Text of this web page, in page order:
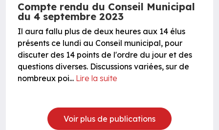
Compte rendu du Conseil Municipal
du 4 septembre 2023
Il aura fallu plus de deux heures aux 14 élus
présents ce lundi au Conseil municipal, pour
discuter des 14 points de l'ordre du jour et des
questions diverses. Discussions variées, sur de
nombreux poi... Lire la suite
Voir plus de publications